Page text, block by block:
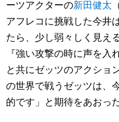
ーツアクターの新田健太
アフレコに挑戦した今井
たら、少し弱々しく見え
『強い攻撃の時に声を
と共にゼッツのアクショ
の世界で戦うゼッツは、
的です」と期待をあおった